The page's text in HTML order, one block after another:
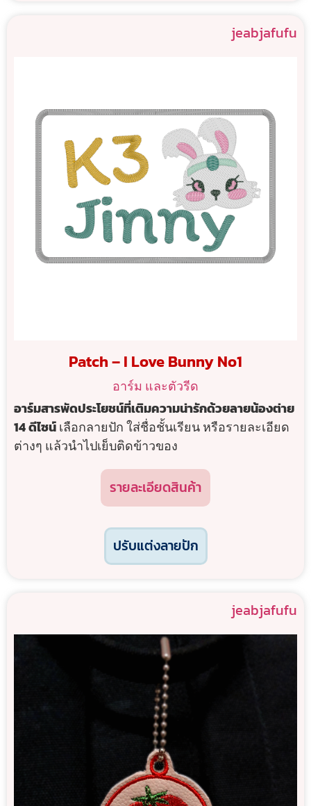
jeabjafufu
Patch – I Love Bunny No1
อาร์ม และตัวรีด
อาร์มสารพัดประโยชน์ที่เติมความน่ารักด้วยลายน้องต่าย
14 ดีไซน์เลือกลายปัก ใส่ชื่อชั้นเรียน หรือรายละเอียด
ต่างๆ แล้วนำไปเย็บติดข้าวของ
รายละเอียดสินค้า
ปรับแต่งลายปัก
jeabjafufu